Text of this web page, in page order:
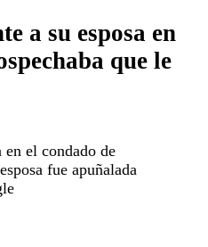
a su esposa en
que le
el condado de
fue apuñalada